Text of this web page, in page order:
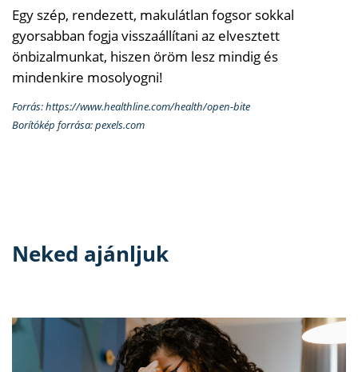
Egy szép, rendezett, makulátlan fogsor sokkal
gyorsabban fogja visszaállítani az elvesztett
önbizalmunkat, hiszen öröm lesz mindig és
mindenkire mosolyogni!
Forrás: https://www.healthline.com/health/open-bite
Borítókép forrása: pexels.com
Neked ajánljuk